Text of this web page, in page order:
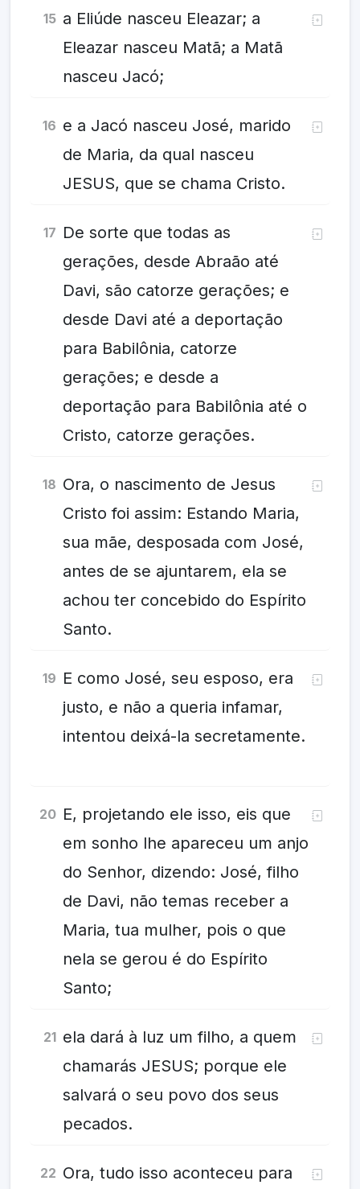
15 a Eliúde nasceu Eleazar; a
Eleazar nasceu Matã; a Matã
nasceu Jacó;
16 e a Jacó nasceu José, marido
de Maria, da qual nasceu
JESUS, que se chama Cristo.
17 De sorte que todas as
gerações, desde Abraão até
Davi, são catorze gerações; e
desde Davi até a deportação
para Babilônia, catorze
gerações; e desde a
deportação para Babilônia até o
Cristo, catorze gerações.
18 Ora, o nascimento de Jesus
Cristo foi assim: Estando Maria,
sua mãe, desposada com José,
antes de se ajuntarem, ela se
achou ter concebido do Espírito
Santo.
19 E como José, seu esposo, era
justo, e não a queria infamar,
intentou deixá-la secretamente.
20 E, projetando ele isso, eis que
em sonho lhe apareceu um anjo
do Senhor, dizendo: José, filho
de Davi, não temas receber a
Maria, tua mulher, pois o que
nela se gerou é do Espírito
Santo;
21 ela dará à luz um filho, a quem
chamarás JESUS; porque ele
salvará o seu povo dos seus
pecados.
22 Ora, tudo isso aconteceu para